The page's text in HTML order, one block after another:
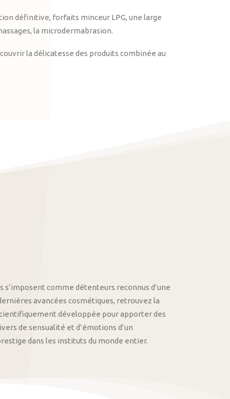
définitive, forfaits minceur LPG, une large
la microdermabrasion.
la délicatesse des produits combinée au
s’imposent comme détenteurs reconnus d’une
avancées cosmétiques, retrouvez la
développée pour apporter des
de sensualité et d’émotions d’un
dans les instituts du monde entier.